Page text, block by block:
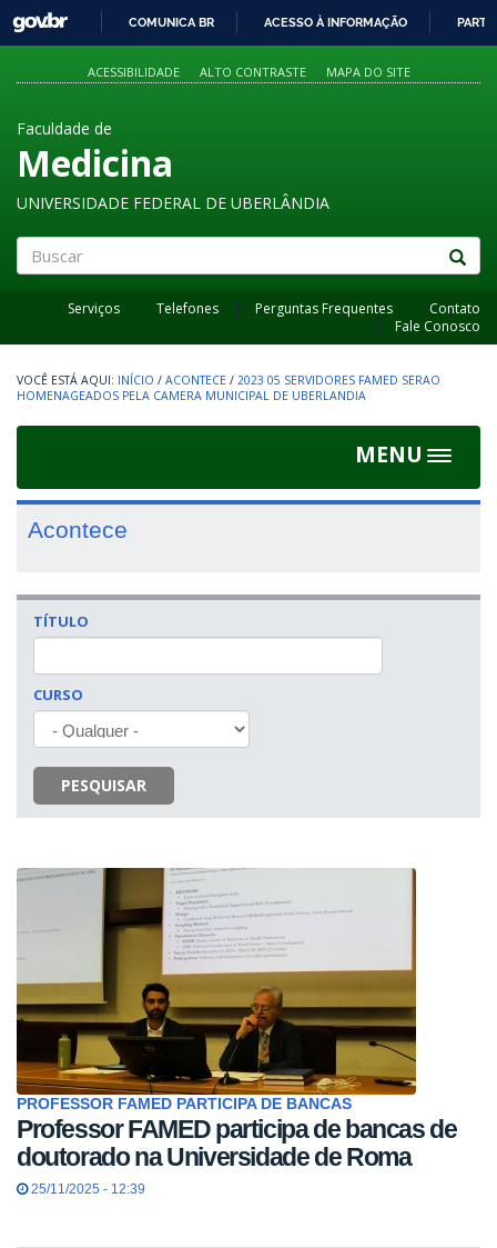
PARA
O
GOVBR
COMUNICA BR ACESSO À INFORMAÇÃO
ACESSIBILIDADE ALTO CONTRASTE MAPA DO SITE
Faculdade de
Medicina
UNIVERSIDADE FEDERAL DE UBERLÂNDIA
Serviços Telefones Perguntas Frequentes
Contato
Fale Conosco
INÍCIO / ACONTECE / 2023 05 SERVIDORES FAMED SERAO
HOMENAGEADOS PELA CAMERA MUNICIPAL DE UBERLANDIA
MENU
Toggle
Acontece
TÍTULO
CURSO
PESQUISAR
PROFESSOR FAMED PARTICIPA DE BANCAS
Professor FAMED participa de bancas de
doutorado na Universidade de Roma
25/11/2025 - 12:39